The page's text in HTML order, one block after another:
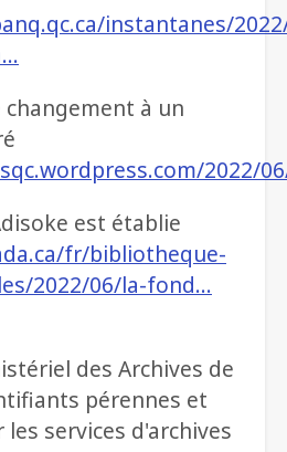
instantanes/
à un
2022/
est établie
fr/bibliotheque-
2022/06/la-fond…
des Archives de
pérennes et
services d'archives